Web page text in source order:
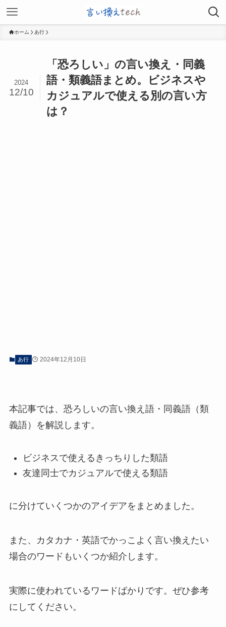
ホーム あ行
「恐ろしい」の言い換え・同義
語・類義語まとめ。ビジネスや
カジュアルで使える別の言い方
は？
2024
12/10
あ行 2024年12月10日
本記事では、恐ろしいの言い換え語・同義語（類
義語）を解説します。
ビジネスで使えるきっちりした類語
友達同士でカジュアルで使える類語
に分けていくつかのアイデアをまとめました。
また、カタカナ・英語でかっこよく言い換えたい
場合のワードもいくつか紹介します。
実際に使われているワードばかりです。ぜひ参考
にしてください。